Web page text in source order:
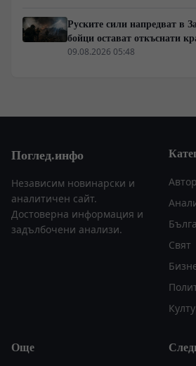
Руските сили напредват в
бойци остават откъснати
09.08.2026 05:48
Поглед.инфо
Независим новинарски и
аналитичен сайт.
Достоверна информация и
задълбочени анализи.
Свят
Още